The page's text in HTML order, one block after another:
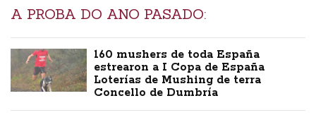
A PROBA DO ANO PASADO:
160 mushers de toda España
estrearon a I Copa de España
Loterías de Mushing de terra
Concello de Dumbría